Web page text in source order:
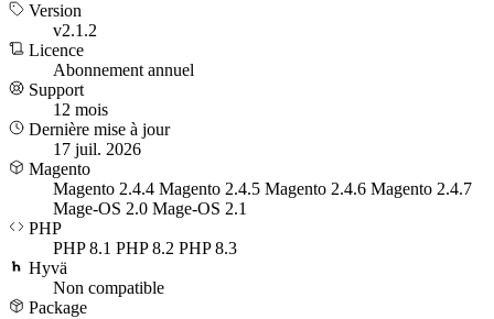
Version
v2.1.2
Licence
Abonnement annuel
Support
12 mois
Dernière mise à jour
17 juil. 2026
Magento
Magento 2.4.4 Magento 2.4.5 Magento 2.4.6 Magento 2.4.7
Mage-OS 2.0 Mage-OS 2.1
PHP
PHP 8.1 PHP 8.2 PHP 8.3
Hyvä
Non compatible
Package